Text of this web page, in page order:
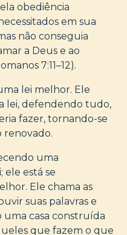
obediência
em sua
não conseguia
a Deus e ao
7:11–12).
lei melhor. Ele
lei, defendendo tudo,
fazer, tornando-se
renovado.
uma
está se
Ele chama as
suas palavras e
uma casa construída
que fazem o que